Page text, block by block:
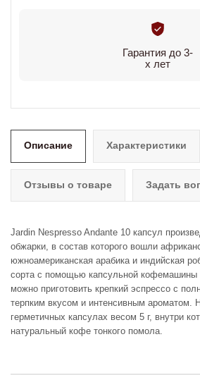
Гарантия до 3-
х лет
Описание Характеристики
Отзывы о товаре Задать
Jardin Nespresso Andante 10 капсул
обжарки, в состав которого вошли
южноамериканская арабика и индийская
сорта с помощью капсульной кофемашины
можно приготовить крепкий эспрессо с
терпким вкусом и интенсивным ароматом.
герметичных капсулах весом 5 г, внутри
натуральный кофе тонкого помола.